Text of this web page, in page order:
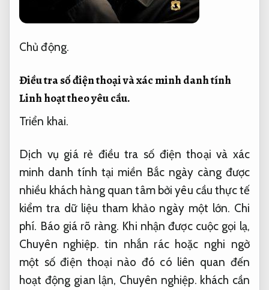
Chủ động.
Điều tra số điện thoại và xác minh danh tính
Linh hoạt theo yêu cầu.
Triển khai.
Dịch vụ giá rẻ điều tra số điện thoại và xác
minh danh tính tại miền Bắc ngày càng được
nhiều khách hàng quan tâm bởi yêu cầu thực tế
kiểm tra dữ liệu tham khảo ngày một lớn. Chi
phí. Báo giá rõ ràng. Khi nhận được cuộc gọi lạ,
Chuyên nghiệp. tin nhắn rác hoặc nghi ngờ
một số điện thoại nào đó có liên quan đến
hoạt động gian lận, Chuyên nghiệp. khách cần